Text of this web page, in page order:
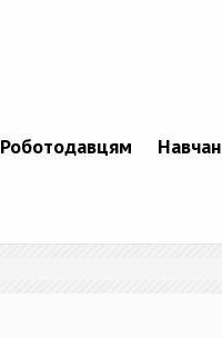
Роботодавцям